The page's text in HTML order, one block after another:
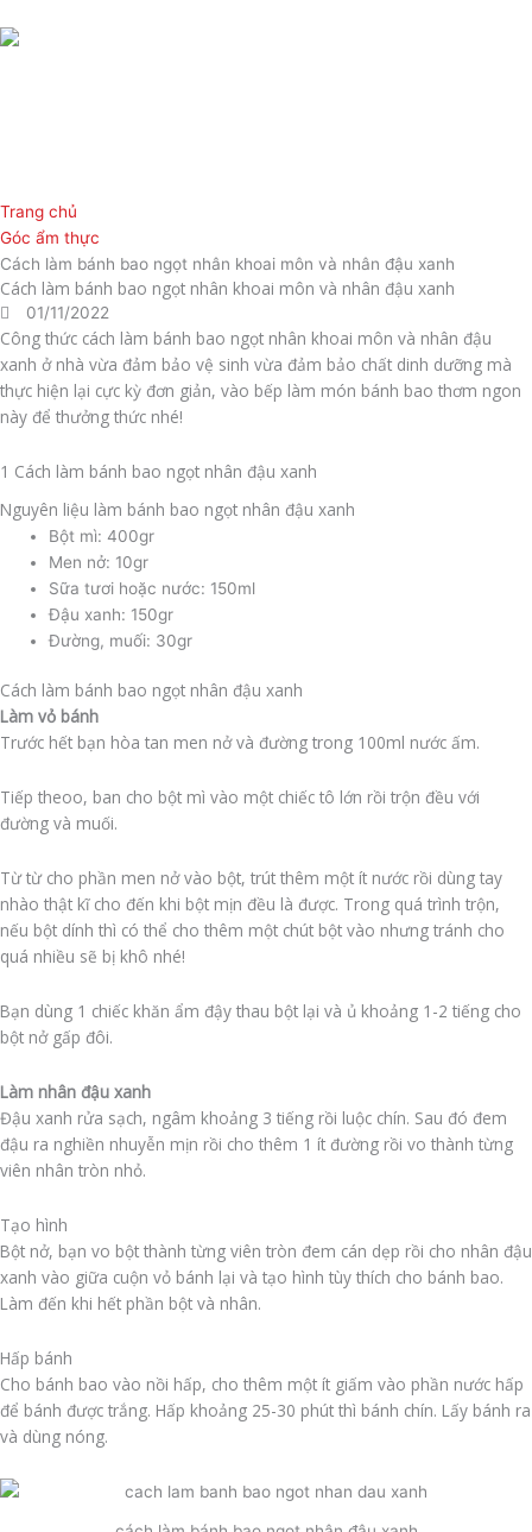
tới
Trang chủ
Góc ẩm thực
Cách làm bánh bao ngọt nhân khoai môn và nhân đậu xanh
Cách làm bánh bao ngọt nhân khoai môn và nhân đậu xanh
01/11/2022
Công thức cách làm bánh bao ngọt nhân khoai môn và nhân đậu
xanh ở nhà vừa đảm bảo vệ sinh vừa đảm bảo chất dinh dưỡng mà
thực hiện lại cực kỳ đơn giản, vào bếp làm món bánh bao thơm ngon
này để thưởng thức nhé!
1 Cách làm bánh bao ngọt nhân đậu xanh
Nguyên liệu làm bánh bao ngọt nhân đậu xanh
Bột mì: 400gr
Men nở: 10gr
Sữa tươi hoặc nước: 150ml
Đậu xanh: 150gr
Đường, muối: 30gr
Cách làm bánh bao ngọt nhân đậu xanh
Làm vỏ bánh
Trước hết bạn hòa tan men nở và đường trong 100ml nước ấm.
Tiếp theoo, ban cho bột mì vào một chiếc tô lớn rồi trộn đều với
đường và muối.
Từ từ cho phần men nở vào bột, trút thêm một ít nước rồi dùng tay
nhào thật kĩ cho đến khi bột mịn đều là được. Trong quá trình trộn,
nếu bột dính thì có thể cho thêm một chút bột vào nhưng tránh cho
quá nhiều sẽ bị khô nhé!
Bạn dùng 1 chiếc khăn ẩm đậy thau bột lại và ủ khoảng 1-2 tiếng cho
bột nở gấp đôi.
Làm nhân đậu xanh
Đậu xanh rửa sạch, ngâm khoảng 3 tiếng rồi luộc chín. Sau đó đem
đậu ra nghiền nhuyễn mịn rồi cho thêm 1 ít đường rồi vo thành từng
viên nhân tròn nhỏ.
Tạo hình
Bột nở, bạn vo bột thành từng viên tròn đem cán dẹp rồi cho nhân đậu
xanh vào giữa cuộn vỏ bánh lại và tạo hình tùy thích cho bánh bao.
Làm đến khi hết phần bột và nhân.
Hấp bánh
Cho bánh bao vào nồi hấp, cho thêm một ít giấm vào phần nước hấp
để bánh được trắng. Hấp khoảng 25-30 phút thì bánh chín. Lấy bánh ra
và dùng nóng.